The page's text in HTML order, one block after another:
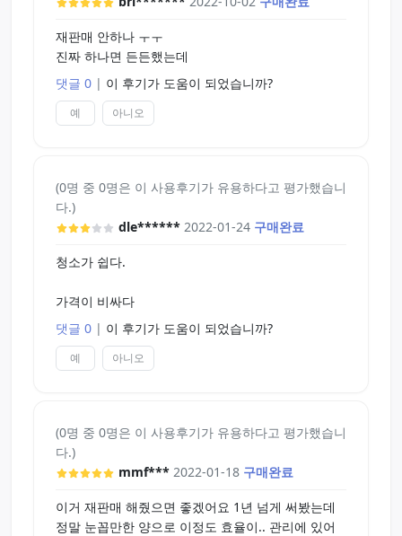
재판매 안하나 ㅜㅜ
진짜 하나면 든든했는데
댓글 0 | 이 후기가 도움이 되었습니까?
예 아니오
(0명 중 0명은 이 사용후기가 유용하다고 평가했습니
다.)
dle****** 2022-01-24 구매완료
청소가 쉽다.
가격이 비싸다
댓글 0 | 이 후기가 도움이 되었습니까?
예 아니오
(0명 중 0명은 이 사용후기가 유용하다고 평가했습니
다.)
mmf*** 2022-01-18 구매완료
이거 재판매 해줬으면 좋겠어요 1년 넘게 써봤는데
정말 눈꼽만한 양으로 이정도 효율이.. 관리에 있어